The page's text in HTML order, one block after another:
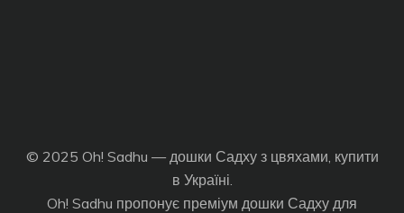
© 2025 Oh! Sadhu — дошки Садху з цвяхами, купити
в Україні.
Oh! Sadhu пропонує преміум дошки Садху для